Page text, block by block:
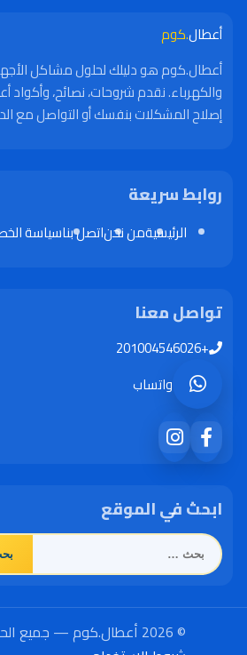
أعطال.كوم
أعطال.كوم هو دليلك لحلول مشاكل
والكهرباء. نقدم شروحات، نصائح،
إصلاح المشكلات بنفسك أو التواصل مع
روابط سريعة
الرئيسيةمن نحناتصل بناسياسة
تواصل معنا
+201004546026
واتساب
ابحث في الموقع
البحث
عن:
© 2026 أعطال.كوم — جميع الحقوق محفوظة.